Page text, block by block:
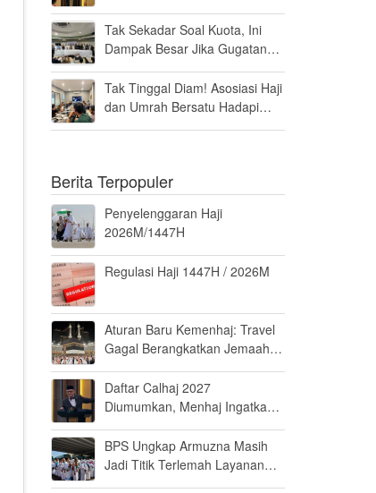
Tak Sekadar Soal Kuota, Ini
Dampak Besar Jika Gugatan
Tak Tinggal Diam! Asosiasi Haji
dan Umrah Bersatu Hadapi
Berita Terpopuler
Penyelenggaran Haji
2026M/1447H
Regulasi Haji 1447H / 2026M
Aturan Baru Kemenhaj: Travel
Gagal Berangkatkan Jemaah
Daftar Calhaj 2027
Diumumkan, Menhaj Ingatkan
BPS Ungkap Armuzna Masih
Jadi Titik Terlemah Layanan